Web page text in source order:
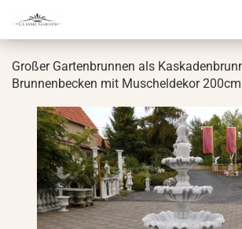
Gro­ßer Gar­ten­brun­nen als
Brun­nen­be­cken mit Mu­schel­de­kor